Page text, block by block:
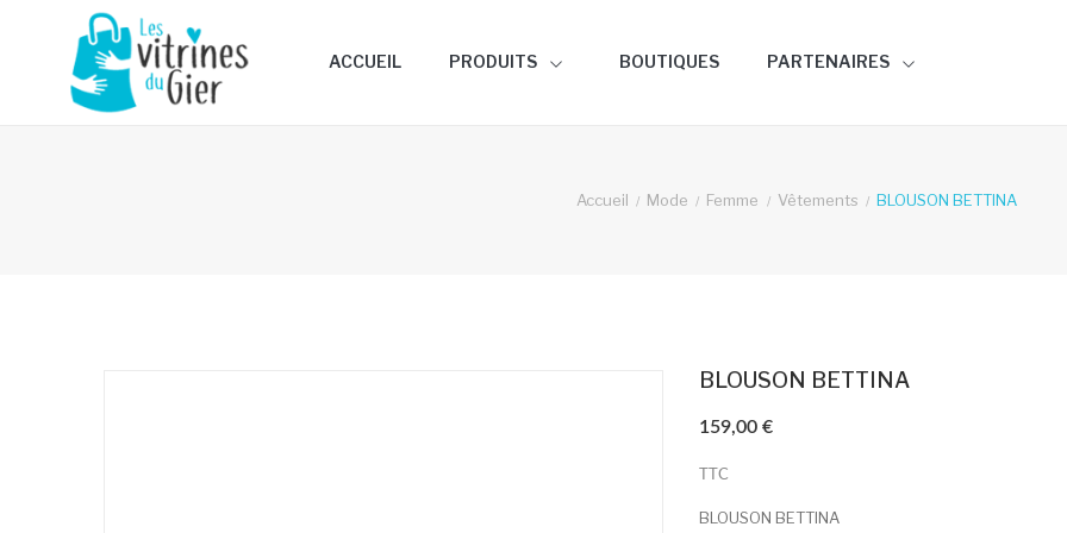
ACCUEIL PRODUITS BOUTIQUES PARTENAIRES
Accueil Mode Femme Vêtements BLOUSON BETTINA
BLOUSON BETTINA
159,00 €
TTC
BLOUSON BETTINA